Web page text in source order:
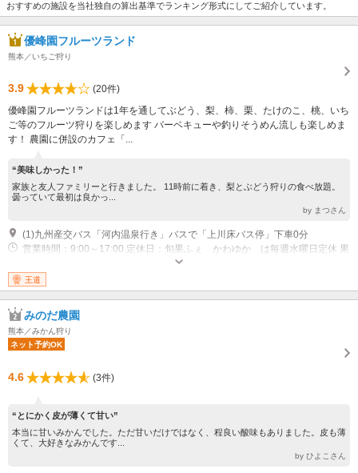
おすすめの施設を当社独自の算出基準でランキング形式にしてご紹介しています。
優峰園フルーツランド
熊本／いちご狩り
3.9
(20件)
優峰園フルーツランドは1年を通してぶどう、梨、柿、栗、たけのこ、桃、いち
ご等のフルーツ狩りを楽しめます バーベキューや釣りそうめん流しも楽しめま
す！ 農園に併設のカフェ「...
“美味しかった！”
家族と友人ファミリーと行きました。 11時前に着き、梨とぶどう狩りの食べ放題。
曇っていて最初は良かっ...
by まつさん
(1)九州産交バス「河内温泉行き」バスで「上川床バス停」下車0分
営業時間：9:00～17:00 定休日：旬果ふぇ かわゆか は毎週水曜日定休 果
王道
みのだ農園
熊本／みかん狩り
ネット予約OK
4.6 (3件)
“とにかく皮が薄くて甘い”
本当に甘いみかんでした。ただ甘いだけではなく、程良い酸味もありました。皮も薄
くて、大好きなみかんです...
by ひよこさん